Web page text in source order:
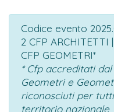
Codice evento
2 CFP ARCHITETTI
CFP GEOMETRI*
* Cfp accreditati
Geometri e
riconosciuti per
territorio nazionale